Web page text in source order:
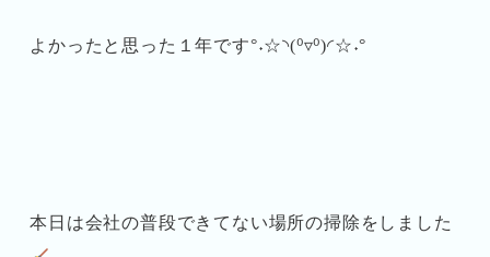
よかったと思った１年です°˖☆◝(⁰▿⁰)◜☆˖°
本日は会社の普段できてない場所の掃除をしました